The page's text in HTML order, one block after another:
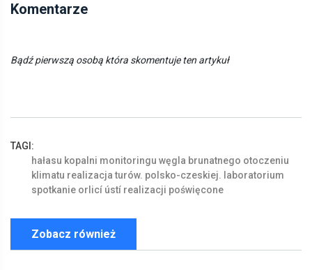
Komentarze
Bądź pierwszą osobą która skomentuje ten artykuł
TAGI:
hałasu kopalni monitoringu węgla brunatnego otoczeniu
klimatu realizacja turów. polsko-czeskiej. laboratorium
spotkanie orlicí ústí realizacji poświęcone
Zobacz również